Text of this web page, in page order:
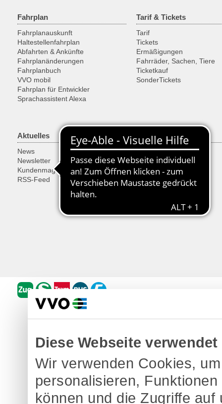
Diese Webseite
Wir verwenden Cookies,
personalisieren,
können und die Zugriffe
Fahrplan
Fahrplanauskunft
Haltestellenfahrplan
Abfahrten & Ankünfte
Fahrplanänderungen
Fahrplanbuch
VVO mobil
Fahrplan für Entwickler
Sprachassistent Alexa
Tarif & Tickets
Tarif
Tickets
Ermäßigungen
Fahrräder, Sachen, Tiere
Ticketkauf
SonderTickets
Aktuelles
News
Newsletter
Kundenmagazin
RSS-Feed
Freizeit
Ausflugsregionen
Fahrrad
Historische Fahrzeuge
Fähren & Schiffe